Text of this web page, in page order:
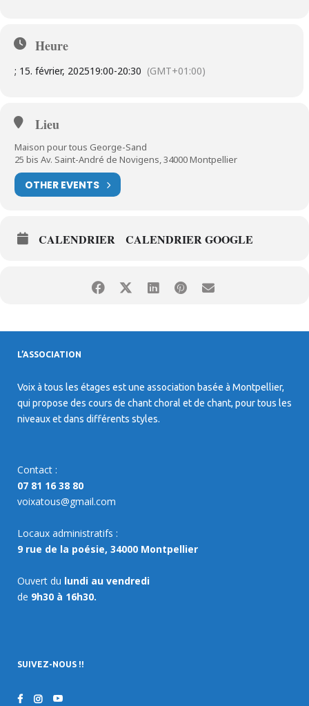
Heure
; 15. février, 202519:00-20:30 (GMT+01:00)
Lieu
Maison pour tous George-Sand
25 bis Av. Saint-André de Novigens, 34000 Montpellier
OTHER EVENTS
CALENDRIER CALENDRIER GOOGLE
L’ASSOCIATION
Voix à tous les étages est une association basée à Montpellier,
qui propose des cours de chant choral et de chant, pour tous les
niveaux et dans différents styles.
Contact :
07 81 16 38 80
voixatous@gmail.com
Locaux administratifs :
9 rue de la poésie, 34000 Montpellier
Ouvert du lundi au vendredi
de 9h30 à 16h30.
SUIVEZ-NOUS !!